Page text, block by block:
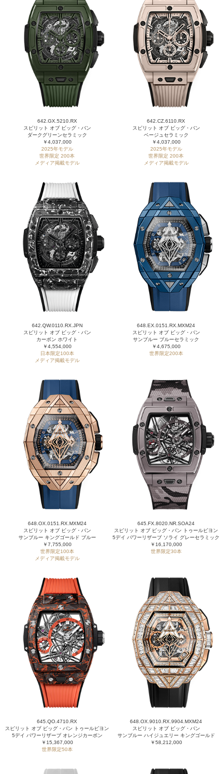
642.GX.5210.RX
スピリット オブ ビッグ・バン
ダークグリーンセラミック
￥4,037,000
2025年モデル
世界限定 200本
メディア掲載モデル
642.CZ.6110.RX
スピリット オブ ビッグ・バン
ベージュセラミック
￥4,037,000
2025年モデル
世界限定 200本
メディア掲載モデル
642.QW.0110.RX.JPN
スピリット オブ ビッグ・バン
カーボン ホワイト
￥4,554,000
日本限定100本
メディア掲載モデル
648.EX.0151.RX.MXM24
スピリット オブ ビッグ・バン
サンブルー ブルーセラミック
￥4,675,000
世界限定200本
648.OX.0151.RX.MXM24
スピリット オブ ビッグ・バン
サンブルー キングゴールド ブルー
￥7,755,000
世界限定100本
メディア掲載モデル
645.FX.8020.NR.SOA24
スピリット オブ ビッグ・バン トゥールビヨン
5デイ パワーリザーブ ソライ グレーセラミック
￥16,170,000
世界限定30本
645.QO.4710.RX
スピリット オブ ビッグ・バン トゥールビヨン
5デイ パワーリザーブ オレンジカーボン
￥15,367,000
世界限定50本
648.OX.9010.RX.9904.MXM24
スピリット オブ ビッグ・バン
サンブルー ハイジュエリー キングゴールド
￥58,212,000